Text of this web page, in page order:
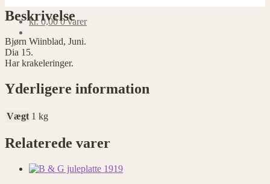
kr.0,00 0 varer
Beskrivelse
Bjørn Wiinblad, Juni.
Dia 15.
Har krakeleringer.
Yderligere information
Vægt 1 kg
Relaterede varer